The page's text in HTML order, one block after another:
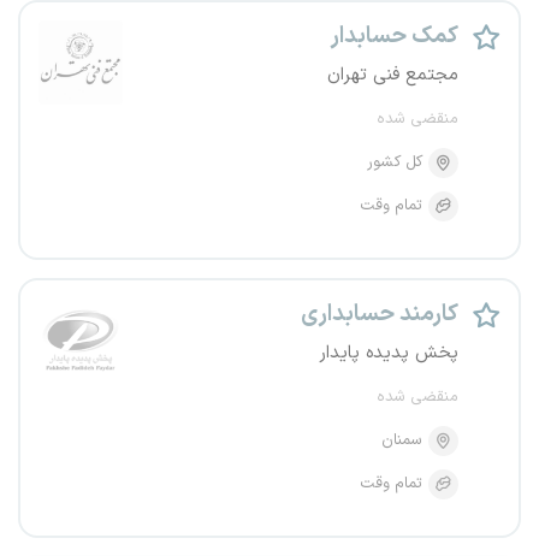
کمک حسابدار
مجتمع فنی تهران
منقضی شده
کل کشور
تمام وقت
کارمند حسابداری
پخش پدیده پایدار
منقضی شده
سمنان
تمام وقت